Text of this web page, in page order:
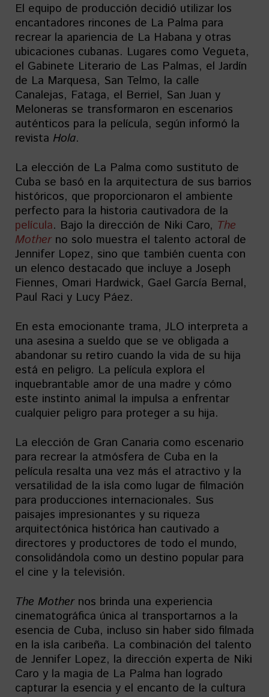
El equipo de producción decidió utilizar los
encantadores rincones de La Palma para
recrear la apariencia de La Habana y otras
ubicaciones cubanas. Lugares como Vegueta,
el Gabinete Literario de Las Palmas, el Jardín
de La Marquesa, San Telmo, la calle
Canalejas, Fataga, el Berriel, San Juan y
Meloneras se transformaron en escenarios
auténticos para la película, según informó la
revista Hola.
La elección de La Palma como sustituto de
Cuba se basó en la arquitectura de sus barrios
históricos, que proporcionaron el ambiente
perfecto para la historia cautivadora de la
película. Bajo la dirección de Niki Caro, The
Motherno solo muestra el talento actoral de
Jennifer Lopez, sino que también cuenta con
un elenco destacado que incluye a Joseph
Fiennes, Omari Hardwick, Gael García Bernal,
Paul Raci y Lucy Páez.
En esta emocionante trama, JLO interpreta a
una asesina a sueldo que se ve obligada a
abandonar su retiro cuando la vida de su hija
está en peligro. La película explora el
inquebrantable amor de una madre y cómo
este instinto animal la impulsa a enfrentar
cualquier peligro para proteger a su hija.
La elección de Gran Canaria como escenario
para recrear la atmósfera de Cuba en la
película resalta una vez más el atractivo y la
versatilidad de la isla como lugar de filmación
para producciones internacionales. Sus
paisajes impresionantes y su riqueza
arquitectónica histórica han cautivado a
directores y productores de todo el mundo,
consolidándola como un destino popular para
el cine y la televisión.
The Mothernos brinda una experiencia
cinematográfica única al transportarnos a la
esencia de Cuba, incluso sin haber sido filmada
en la isla caribeña. La combinación del talento
de Jennifer Lopez, la dirección experta de Niki
Caro y la magia de La Palma han logrado
capturar la esencia y el encanto de la cultura